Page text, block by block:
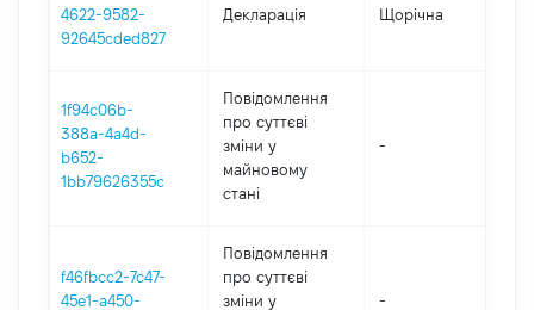
4622-9582-
92645cded827
Декларація Щорічна
1f94c06b-
388a-4a4d-
b652-
1bb79626355c
Повідомлення
про суттєві
зміни y
майновому
стані
-
f46fbcc2-7c47-
45e1-a450-
Повідомлення
про суттєві
зміни y
-